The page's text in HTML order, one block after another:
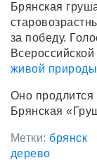
Брянская
за победу.
живой
Оно продлится
Брянская
Метки: брянск
дерево